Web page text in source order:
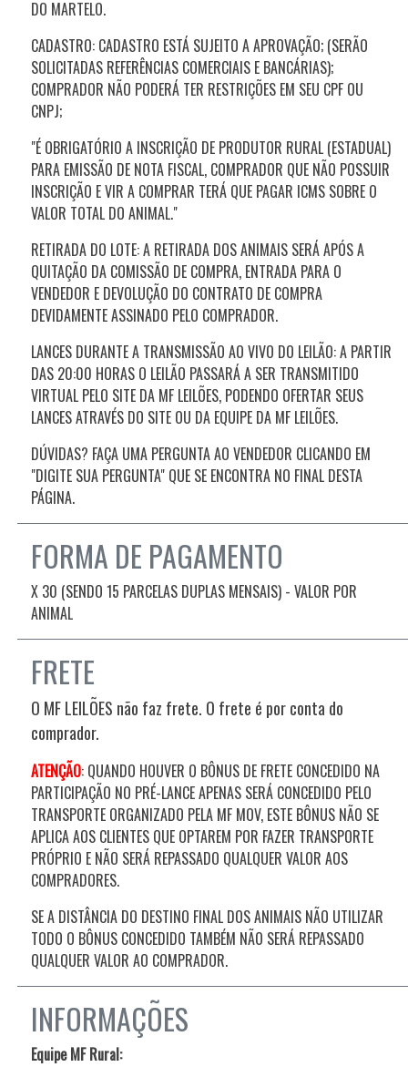
DO MARTELO.
CADASTRO: CADASTRO ESTÁ SUJEITO A APROVAÇÃO; (SERÃO
SOLICITADAS REFERÊNCIAS COMERCIAIS E BANCÁRIAS);
COMPRADOR NÃO PODERÁ TER RESTRIÇÕES EM SEU CPF OU
CNPJ;
"É OBRIGATÓRIO A INSCRIÇÃO DE PRODUTOR RURAL (ESTADUAL)
PARA EMISSÃO DE NOTA FISCAL, COMPRADOR QUE NÃO POSSUIR
INSCRIÇÃO E VIR A COMPRAR TERÁ QUE PAGAR ICMS SOBRE O
VALOR TOTAL DO ANIMAL."
RETIRADA DO LOTE: A RETIRADA DOS ANIMAIS SERÁ APÓS A
QUITAÇÃO DA COMISSÃO DE COMPRA, ENTRADA PARA O
VENDEDOR E DEVOLUÇÃO DO CONTRATO DE COMPRA
DEVIDAMENTE ASSINADO PELO COMPRADOR.
LANCES DURANTE A TRANSMISSÃO AO VIVO DO LEILÃO: A PARTIR
DAS 20:00 HORAS O LEILÃO PASSARÁ A SER TRANSMITIDO
VIRTUAL PELO SITE DA MF LEILÕES, PODENDO OFERTAR SEUS
LANCES ATRAVÉS DO SITE OU DA EQUIPE DA MF LEILÕES.
DÚVIDAS? FAÇA UMA PERGUNTA AO VENDEDOR CLICANDO EM
"DIGITE SUA PERGUNTA" QUE SE ENCONTRA NO FINAL DESTA
PÁGINA.
FORMA DE PAGAMENTO
X 30 (SENDO 15 PARCELAS DUPLAS MENSAIS) - VALOR POR
ANIMAL
FRETE
O MF LEILÕES não faz frete. O frete é por conta do
comprador.
ATENÇÃO: QUANDO HOUVER O BÔNUS DE FRETE CONCEDIDO NA
PARTICIPAÇÃO NO PRÉ-LANCE APENAS SERÁ CONCEDIDO PELO
TRANSPORTE ORGANIZADO PELA MF MOV, ESTE BÔNUS NÃO SE
APLICA AOS CLIENTES QUE OPTAREM POR FAZER TRANSPORTE
PRÓPRIO E NÃO SERÁ REPASSADO QUALQUER VALOR AOS
COMPRADORES.
SE A DISTÂNCIA DO DESTINO FINAL DOS ANIMAIS NÃO UTILIZAR
TODO O BÔNUS CONCEDIDO TAMBÉM NÃO SERÁ REPASSADO
QUALQUER VALOR AO COMPRADOR.
INFORMAÇÕES
Equipe MF Rural: